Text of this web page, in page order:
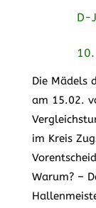
D-
Die Mädels
am 15.02.
im Kreis
Warum? –